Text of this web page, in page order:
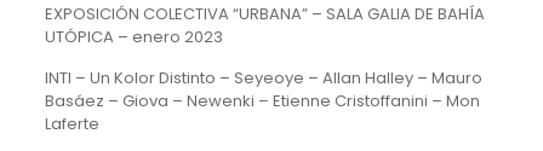
EXPOSICIÓN COLECTIVA “URBANA” – SALA GALIA DE BAHÍA
UTÓPICA – enero 2023
INTI – Un Kolor Distinto – Seyeoye – Allan Halley – Mauro
Basáez – Giova – Newenki – Etienne Cristoffanini – Mon
Laferte